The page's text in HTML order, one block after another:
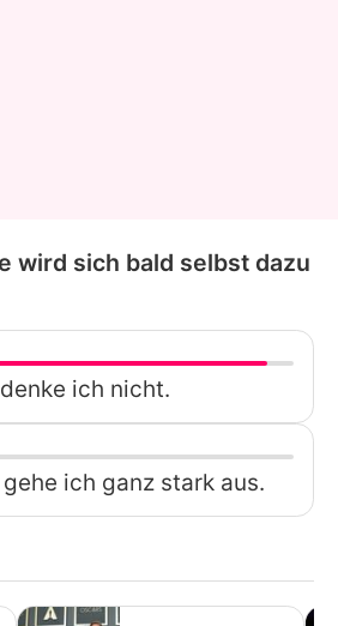
wird sich bald selbst dazu
ich nicht.
ich ganz stark aus.